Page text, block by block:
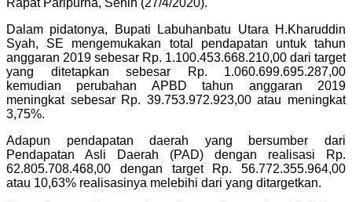
Rapat Paripurna, Senin (27/4/2020).
Dalam pidatonya, Bupati Labuhanbatu Utara H.Kharuddin
Syah, SE mengemukakan total pendapatan untuk tahun
anggaran 2019 sebesar Rp. 1.100.453.668.210,00 dari target
yang ditetapkan sebesar Rp. 1.060.699.695.287,00
kemudian perubahan APBD tahun anggaran 2019
meningkat sebesar Rp. 39.753.972.923,00 atau meningkat
3,75%.
Adapun pendapatan daerah yang bersumber dari
Pendapatan Asli Daerah (PAD) dengan realisasi Rp.
62.805.708.468,00 dengan target Rp. 56.772.355.964,00
atau 10,63% realisasinya melebihi dari yang ditargetkan.